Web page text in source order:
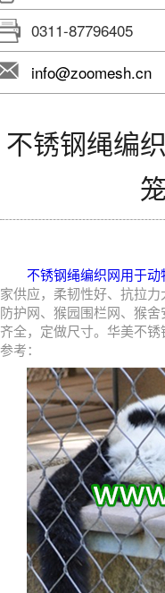
0311-87796405
info@zoomesh.cn
不锈钢绳编
不锈钢绳编织网用于
家供应，柔韧性好、抗拉
防护网、猴园围栏网、猴
齐全，定做尺寸。华美不
参考：